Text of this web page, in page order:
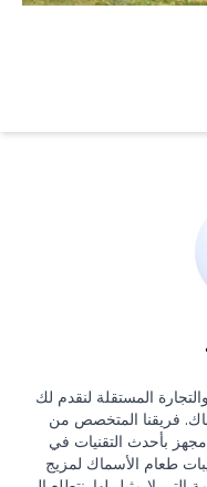
المستقلة لنقدم لك
فريقنا المتخصص من
بأحدث التقنيات في
طعام الأسماك لمزيج